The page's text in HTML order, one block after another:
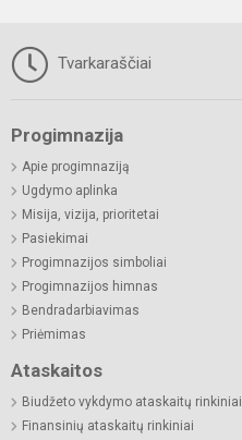
Tvarkaraščiai
Progimnazija
Apie progimnaziją
Ugdymo aplinka
Misija, vizija, prioritetai
Pasiekimai
Progimnazijos simboliai
Progimnazijos himnas
Bendradarbiavimas
Priėmimas
Ataskaitos
Biudžeto vykdymo ataskaitų rinkiniai
Finansinių ataskaitų rinkiniai